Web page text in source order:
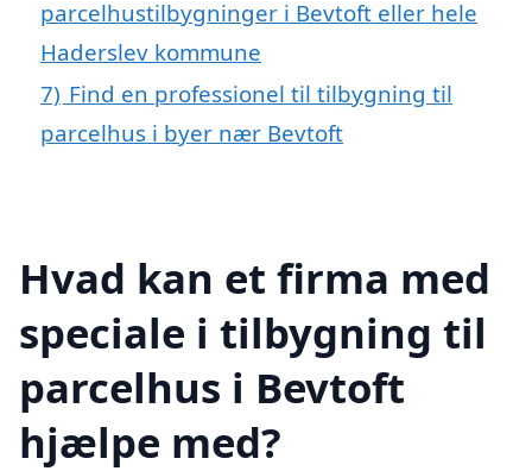
parcelhustilbygninger i Bevtoft eller hele
Haderslev kommune
7) Find en professionel til tilbygning til
parcelhus i byer nær Bevtoft
Hvad kan et firma med
speciale i tilbygning til
parcelhus i Bevtoft
hjælpe med?